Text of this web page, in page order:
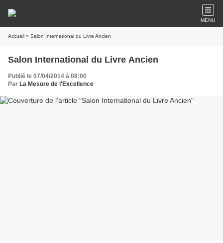
MENU
Accueil » Salon International du Livre Ancien
Salon International du Livre Ancien
Publié le 07/04/2014 à 08:00
Par La Mesure de l'Excellence